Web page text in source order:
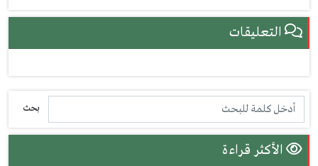
التعليقات
بحث
الأكثر قراءة